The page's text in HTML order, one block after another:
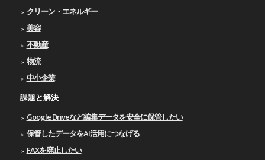
クリーン・エネルギー
美容
不動産
物流
中小企業
課題と解決
Google Driveなど編集データを安全に保管したい
保管したデータをAI活用につなげる
FAXを廃止したい